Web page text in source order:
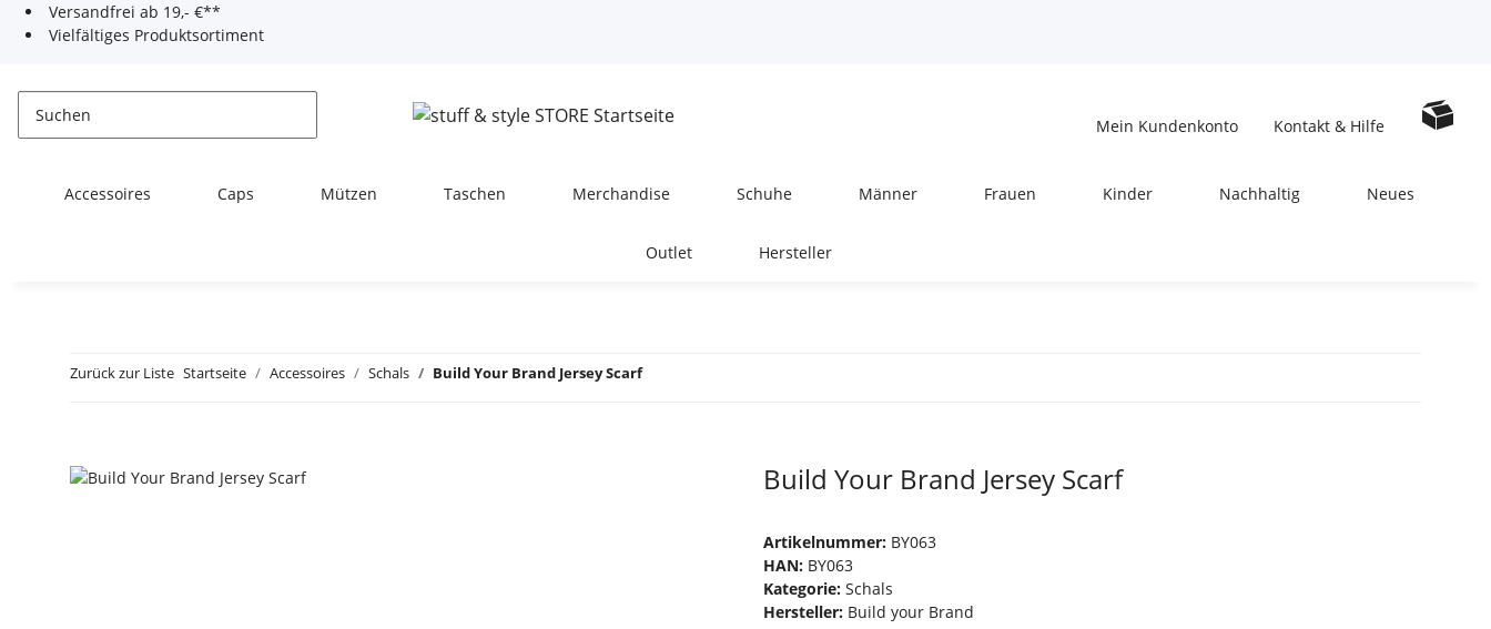
Versandfrei ab 19,- €**
Vielfältiges Produktsortiment
Mein Kundenkonto Kontakt & Hilfe
Accessoires Caps Mützen Taschen Merchandise Schuhe Männer Frauen Kinder Nachhaltig Neues
Outlet Hersteller
Zurück zur Liste Startseite Accessoires Schals Build Your Brand Jersey Scarf
Build Your Brand Jersey Scarf
Artikelnummer: BY063
HAN: BY063
Kategorie: Schals
Hersteller: Build your Brand